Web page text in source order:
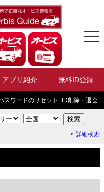
アプリ紹介 無料ID登録
スワードのリセット ID削除・退会
詳細検索